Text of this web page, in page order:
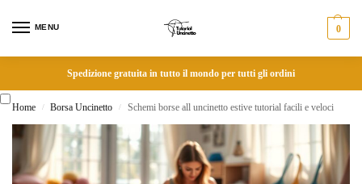
MENU 0
Spedizione gratuita in tutto il mondo per tutti gli ordini
Home / Borsa Uncinetto / Schemi borse all uncinetto estive tutorial facili e veloci